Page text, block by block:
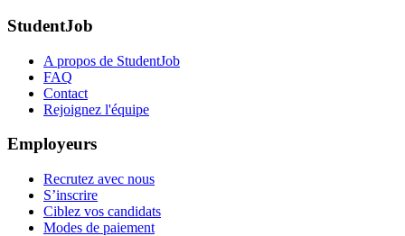
StudentJob
A propos de StudentJob
FAQ
Contact
Rejoignez l'équipe
Employeurs
Recrutez avec nous
S’inscrire
Ciblez vos candidats
Modes de paiement